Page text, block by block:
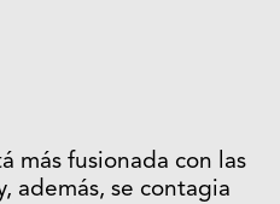
más fusionada con las
además, se contagia